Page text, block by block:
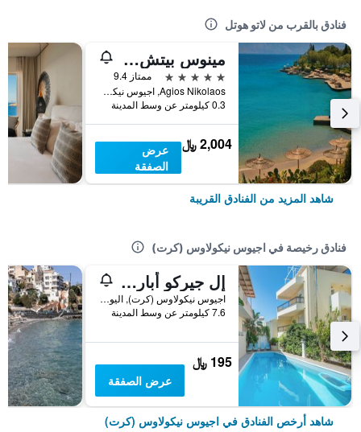
فنادق بالقرب من لاتو هوتل
مينوس بيتش آرت هوتل، أميمبر أوف ديزاين هوتلز
5 نجوم
ممتاز 9.4
Agios Nikolaos, اجيوس نيكولاوس (كرت), اليونان
0.3 كيلومتر عن وسط المدينة
2,004 ﷼
عرض
الصفقة
شاهد المزيد من الفنادق القريبة
فنادق رخيصة في اجيوس نيكولاوس (كرت)
إل جيركو أبارتمنتس
اجيوس نيكولاوس (كرت), اليونان
7.6 كيلومتر عن وسط المدينة
195 ﷼
عرض الصفقة
شاهد أرخص الفنادق في اجيوس نيكولاوس (كرت)